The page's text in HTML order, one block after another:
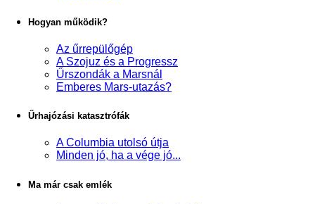
Hogyan működik?
Az űrrepülőgép
A Szojuz és a Progressz
Űrszondák a Marsnál
Emberes Mars-utazás?
Űrhajózási katasztrófák
A Columbia utolsó útja
Minden jó, ha a vége jó...
Ma már csak emlék